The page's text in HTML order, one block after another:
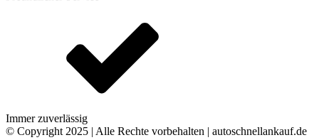
Immer zuverlässig
© Copyright 2025 | Alle Rechte vorbehalten | autoschnellankauf.de